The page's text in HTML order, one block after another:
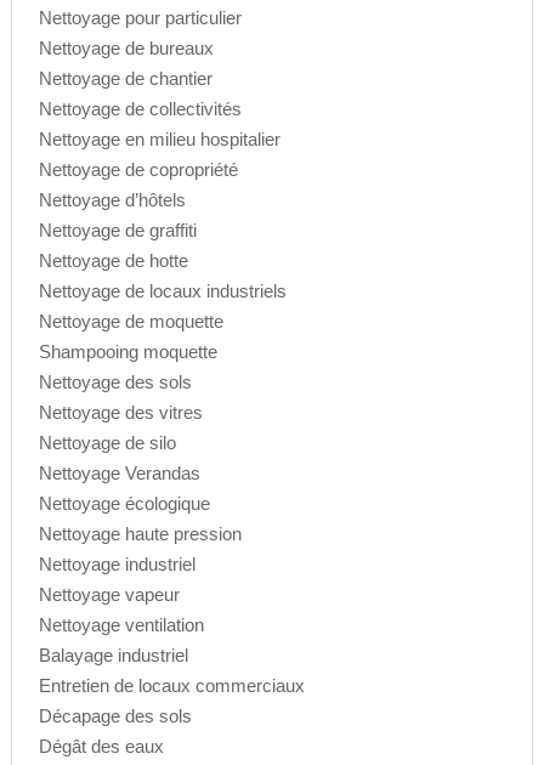
Nettoyage pour particulier
Nettoyage de bureaux
Nettoyage de chantier
Nettoyage de collectivités
Nettoyage en milieu hospitalier
Nettoyage de copropriété
Nettoyage d’hôtels
Nettoyage de graffiti
Nettoyage de hotte
Nettoyage de locaux industriels
Nettoyage de moquette
Shampooing moquette
Nettoyage des sols
Nettoyage des vitres
Nettoyage de silo
Nettoyage Verandas
Nettoyage écologique
Nettoyage haute pression
Nettoyage industriel
Nettoyage vapeur
Nettoyage ventilation
Balayage industriel
Entretien de locaux commerciaux
Décapage des sols
Dégât des eaux